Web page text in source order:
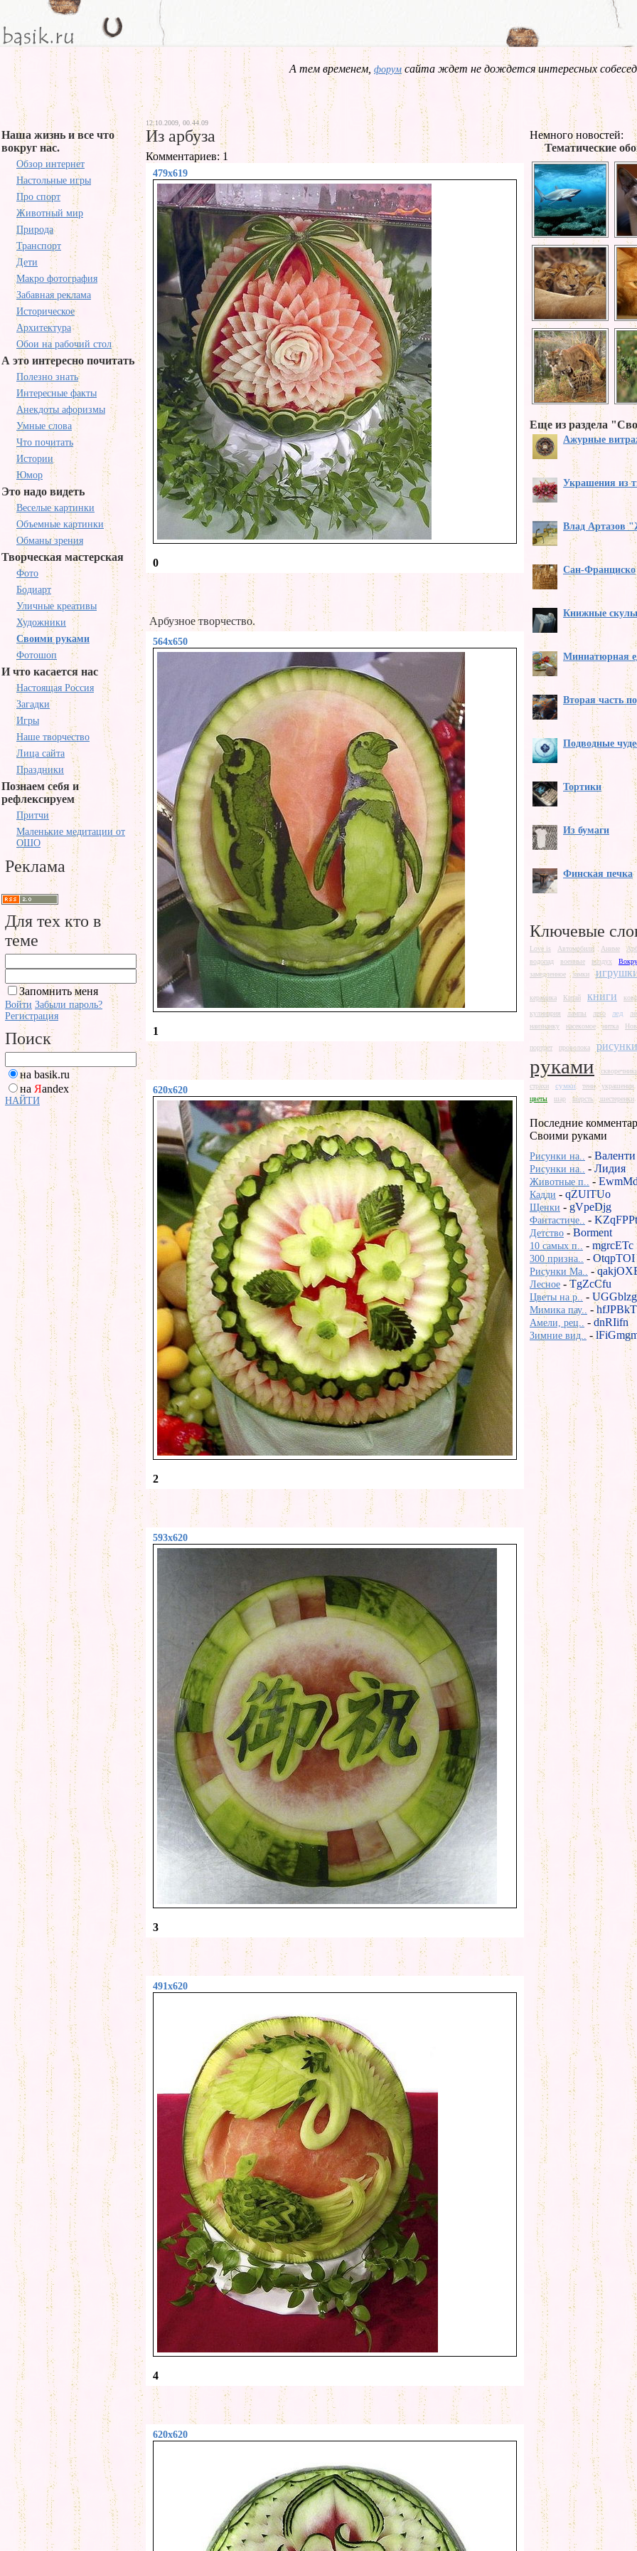
А тем временем, форум сайта ждет не дождется интересных
Наша жизнь и все что
вокруг нас.
Обзор интернет
Настольные игры
Про спорт
Животный мир
Природа
Транспорт
Дети
Макро фотография
Забавная реклама
Историческое
Архитектура
Обои на рабочий стол
А это интересно почитать
Полезно знать
Интересные факты
Анекдоты афоризмы
Умные слова
Что почитать
Истории
Юмор
Это надо видеть
Веселые картинки
Объемные картинки
Обманы зрения
Творческая мастерская
Фото
Бодиарт
Уличные креативы
Художники
Своими руками
Фотошоп
И что касается нас
Настоящая Россия
Загадки
Игры
Наше творчество
Лица сайта
Праздники
Познаем себя и
рефлексируем
Притчи
Маленькие медитации от
ОШО
Реклама
Для тех кто в
теме
Запомнить меня
Войти Забыли пароль?
Регистрация
Поиск
на basik.ru
на Яandex
НАЙТИ
12.10.2009, 00.44.09
Из арбуза
Комментариев: 1
479x619
0
Арбузное творчество.
564x650
1
620x620
2
593x620
3
491x620
4
620x620
Немного новостей:
Тематические
Еще из раздела
Ажурные
Украшения из
Влад Артазов
Сан-Франциско
Книжные
Миниатюрная
Вторая часть
Подводные
Тортики
Из бумаги
Финская печка
Ключевые
Love is Автомобили Аниме
водопад
военные воздух
замедленное
замки
керамика Китай книги
кулинария
лампы лего лед
наизнанку
насекомое нитка
портрет проволока рисунки
руками
страхи
сумки тени
украшения
цветы
шар шерсть шестеренки
Последние
Своими руками
Рисунки на.. -Валенти
Рисунки на.. -Лидия
Животные п.. -
Кадди - qZUlTUo
Щенки -gVpeDjg
Фантастиче.. - KZqFPPt
Детство -Borment
10 самых п.. - mgrcETc
300 призна.. - OtqpTOI
Рисунки Ma.. -
Лесное - TgZcCfu
Цветы на р.. - UGGblzg
Мимика пау.. -hfJPBkT
Амели, рец.. - dnRIifn
Зимние вид.. -